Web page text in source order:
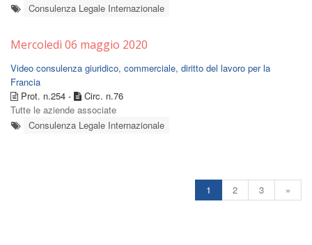
Consulenza Legale Internazionale
Mercoledì 06 maggio 2020
Video consulenza giuridico, commerciale, diritto del lavoro per la
Francia
Prot. n.254 -
Circ. n.76
Tutte le aziende associate
Consulenza Legale Internazionale
1 2 3 »